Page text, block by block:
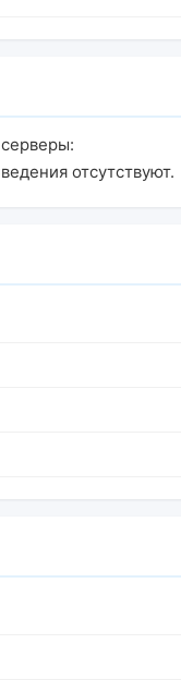
отсутствуют.